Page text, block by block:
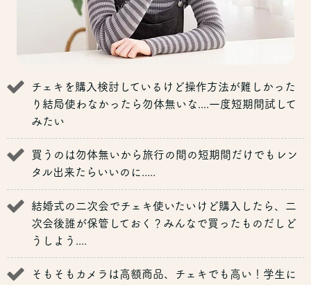
チェキを購入検討しているけど操作方法が難しかった
り結局使わなかったら勿体無いな....一度短期間試して
みたい
買うのは勿体無いから旅行の間の短期間だけでもレン
タル出来たらいいのに.....
結婚式の二次会でチェキ使いたいけど購入したら、二
次会後誰が保管しておく？みんなで買ったものだしど
うしよう....
そもそもカメラは高額商品、チェキでも高い！学生に